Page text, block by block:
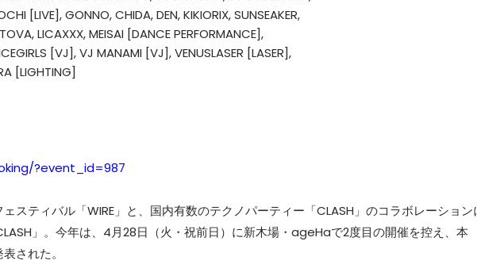
[LIVE], GONNO, CHIDA, DEN, KIKIORIX, SUNSEAKER,
LICAXXX, MEISAI [DANCE PERFORMANCE],
[VJ], VJ MANAMI [VJ], VENUSLASER [LASER],
[LIGHTING]
?event_id=987
スティバル「WIRE」と、国内有数のテクノパーティー「CLASH」のコラボレーション
」。今年は、4月28日（火・祝前日）に新木場・ageHaで2度目の開催を控え、本
された。